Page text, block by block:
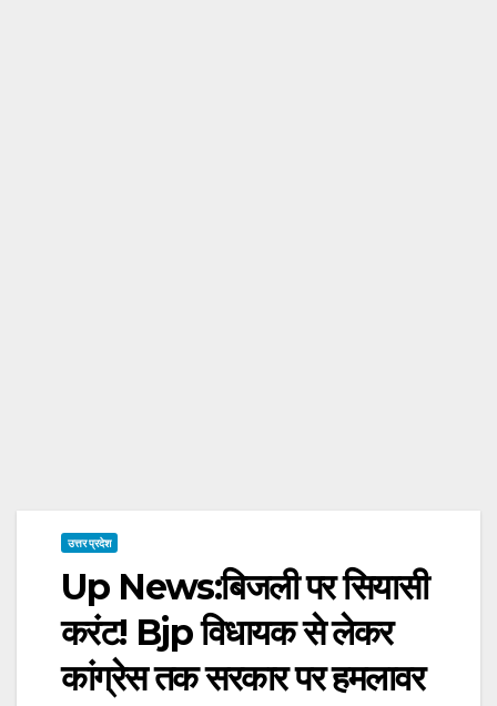
उत्तर प्रदेश
Up News:बिजली पर सियासी
करंट! Bjp विधायक से लेकर
कांग्रेस तक सरकार पर हमलावर